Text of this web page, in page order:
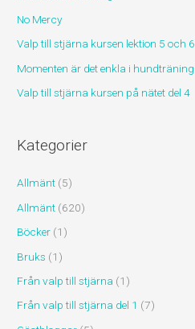
e
r
:
No Mercy
Valp till stjärna kursen lektion 5 och 6
Momenten är det enkla i hundträning
Valp till stjärna kursen på nätet del 4
Kategorier
Allmänt (5)
Allmänt (620)
Böcker (1)
Bruks (1)
Från valp till stjärna (1)
Från valp till stjärna del 1 (7)